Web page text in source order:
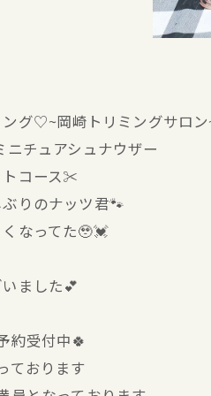
グ♡⁠~岡崎トリミングサロ
チュアシュナウザー
トコース✂️
りのナッツ君🐾
なってた🥹💓
ました💕
約受付中🍀
ております